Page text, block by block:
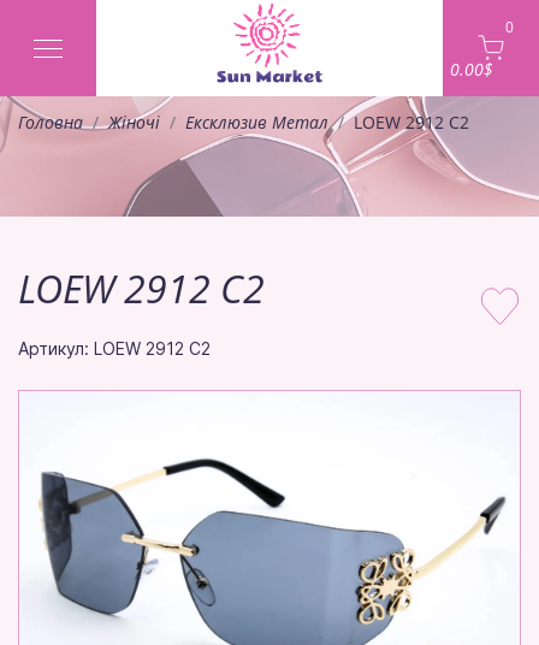
0
0.00$
Головна Жіночі Ексклюзив Метал LOEW 2912 C2
LOEW 2912 C2
Артикул: LOEW 2912 C2